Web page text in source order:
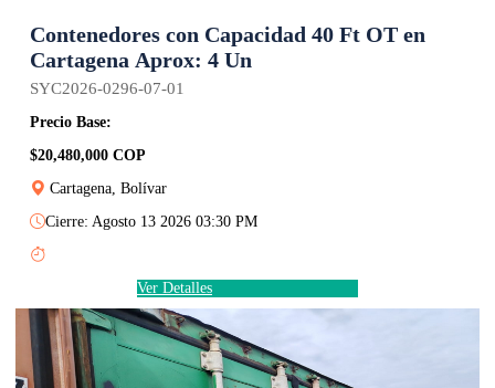
Contenedores con Capacidad 40 Ft OT en
Cartagena Aprox: 4 Un
SYC2026-0296-07-01
Precio Base:
$20,480,000 COP
Cartagena, Bolívar
Cierre: Agosto 13 2026 03:30 PM
Ver Detalles